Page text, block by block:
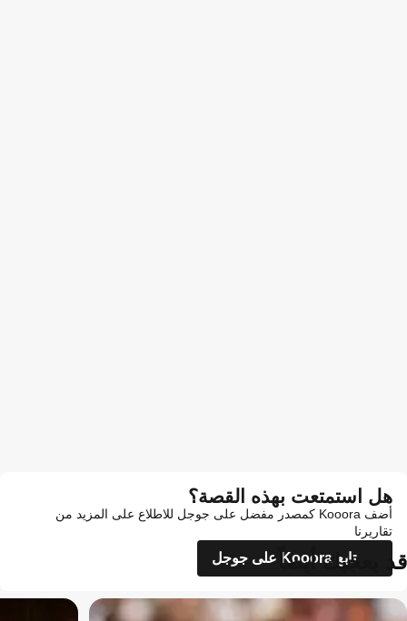
هل استمتعت بهذه القصة؟
أضف Kooora كمصدر مفضل على جوجل للاطلاع على المزيد من
تقاريرنا
تابع Kooora على جوجل
قد يعجبك أيضاً